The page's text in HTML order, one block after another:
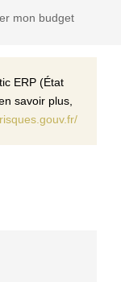
mon budget
ERP (État
savoir plus,